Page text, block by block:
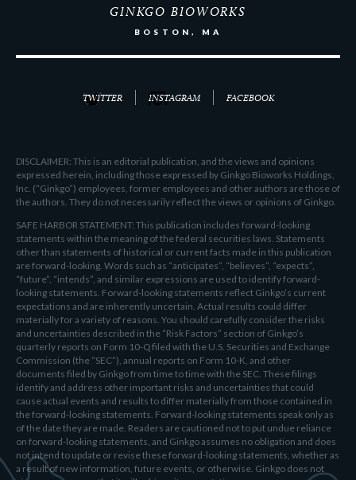
GINKGO BIOWORKS
BOSTON, MA
TWITTER INSTAGRAM FACEBOOK
DISCLAIMER: This is an editorial publication, and the views and opinions
expressed herein, including those expressed by Ginkgo Bioworks Holdings,
Inc. (“Ginkgo”) employees, former employees and other authors are those of
the authors. They do not necessarily reflect the views or opinions of Ginkgo.
SAFE HARBOR STATEMENT: This publication includes forward-looking
statements within the meaning of the federal securities laws. Statements
other than statements of historical or current facts made in this publication
are forward-looking. Words such as “anticipates”, “believes”, “expects”,
“future”, “intends”, and similar expressions are used to identify forward-
looking statements. Forward-looking statements reflect Ginkgo’s current
expectations and are inherently uncertain. Actual results could differ
materially for a variety of reasons. You should carefully consider the risks
and uncertainties described in the “Risk Factors” section of Ginkgo’s
quarterly reports on Form 10-Q filed with the U.S. Securities and Exchange
Commission (the “SEC”), annual reports on Form 10-K, and other
documents filed by Ginkgo from time to time with the SEC. These filings
identify and address other important risks and uncertainties that could
cause actual events and results to differ materially from those contained in
the forward-looking statements. Forward-looking statements speak only as
of the date they are made. Readers are cautioned not to put undue reliance
on forward-looking statements, and Ginkgo assumes no obligation and does
not intend to update or revise these forward-looking statements, whether as
a result of new information, future events, or otherwise. Ginkgo does not